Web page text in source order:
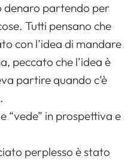
denaro partendo per
Tutti pensano che
con l’idea di mandare
peccato che l’idea è
partire quando c’è
“vede” in prospettiva e
perplesso è stato